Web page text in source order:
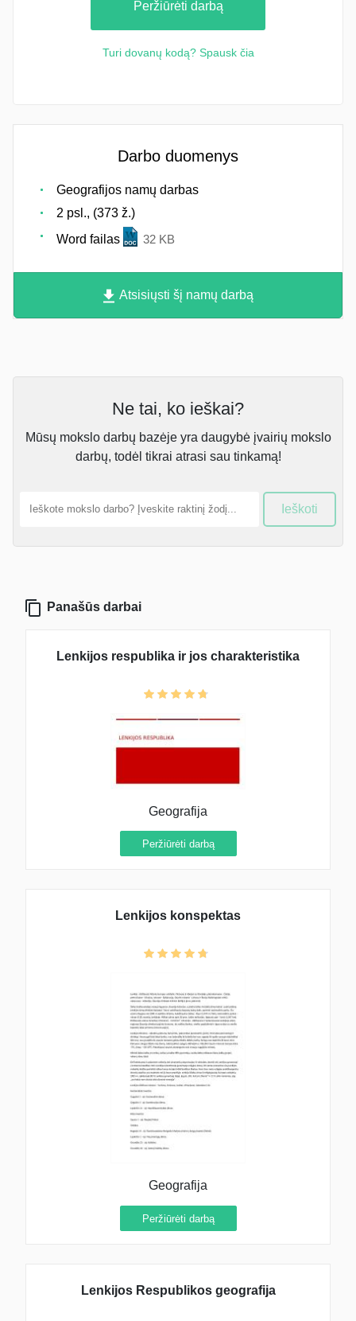
Peržiūrėti darbą
Turi dovanų kodą? Spausk čia
Darbo duomenys
Geografijos namų darbas
2 psl., (373 ž.)
Word failas
32 KB
Atsisiųsti šį namų darbą
Ne tai, ko ieškai?
Mūsų mokslo darbų bazėje yra daugybė įvairių mokslo
darbų, todėl tikrai atrasi sau tinkamą!
Ieškoti
Panašūs darbai
Lenkijos respublika ir jos charakteristika
Geografija
Peržiūrėti darbą
Lenkijos konspektas
Geografija
Peržiūrėti darbą
Lenkijos Respublikos geografija